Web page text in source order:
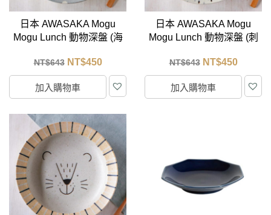
日本 AWASAKA Mogu
Mogu Lunch 動物深盤 (海
NT$643 NT$450
加入購物車
日本 AWASAKA Mogu
Mogu Lunch 動物深盤 (刺
NT$643 NT$450
加入購物車